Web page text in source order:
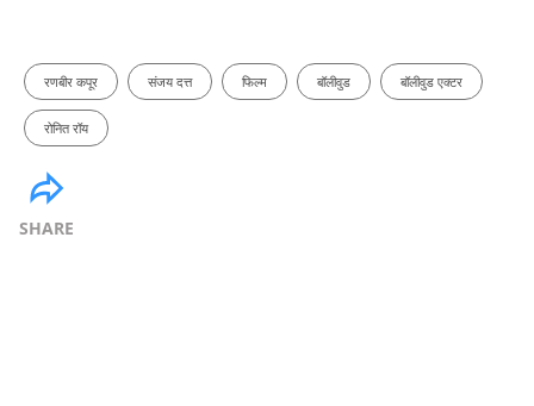
रणबीर कपूर संजय दत्त फिल्म बॉलीवुड बॉलीवुड एक्टर
रोनित रॉय
SHARE